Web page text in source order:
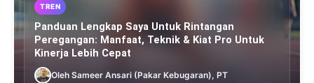
TREN
Panduan Lengkap Saya Untuk Rintangan
Peregangan: Manfaat, Teknik & Kiat Pro Untuk
Kinerja Lebih Cepat
Oleh Sameer Ansari (Pakar Kebugaran), PT